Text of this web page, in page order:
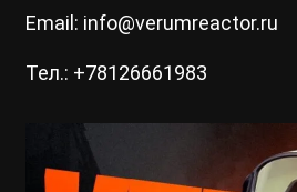
Email: info@verumreactor.ru
Тел.: +78126661983